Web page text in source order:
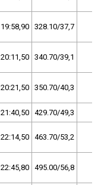
19:58,90 328.10/37,7
20:11,50 340.70/39,1
20:21,50 350.70/40,3
21:40,50 429.70/49,3
22:14,50 463.70/53,2
22:45,80 495.00/56,8